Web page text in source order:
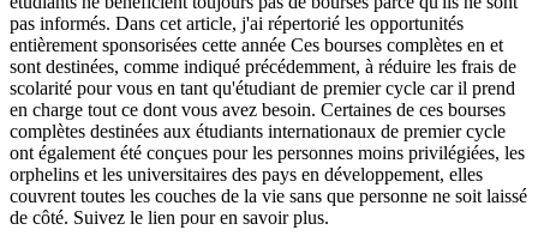
pas informés. Dans cet article, j'ai répertorié les opportunités
entièrement sponsorisées cette année Ces bourses complètes en et
sont destinées, comme indiqué précédemment, à réduire les frais de
scolarité pour vous en tant qu'étudiant de premier cycle car il prend
en charge tout ce dont vous avez besoin. Certaines de ces bourses
complètes destinées aux étudiants internationaux de premier cycle
ont également été conçues pour les personnes moins privilégiées, les
orphelins et les universitaires des pays en développement, elles
couvrent toutes les couches de la vie sans que personne ne soit laissé
de côté. Suivez le lien pour en savoir plus.